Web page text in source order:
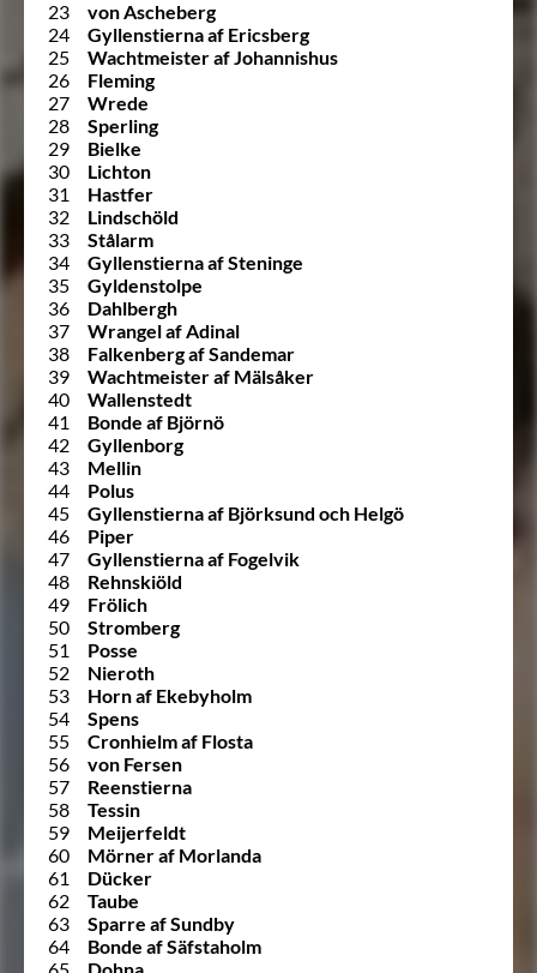
23
von Ascheberg
24
Gyllenstierna af Ericsberg
25
Wachtmeister af Johannishus
26
Fleming
27
Wrede
28
Sperling
29
Bielke
30
Lichton
31
Hastfer
32
Lindschöld
33
Stålarm
34
Gyllenstierna af Steninge
35
Gyldenstolpe
36
Dahlbergh
37
Wrangel af Adinal
38
Falkenberg af Sandemar
39
Wachtmeister af Mälsåker
40
Wallenstedt
41
Bonde af Björnö
42
Gyllenborg
43
Mellin
44
Polus
45
Gyllenstierna af Björksund och Helgö
46
Piper
47
Gyllenstierna af Fogelvik
48
Rehnskiöld
49
Frölich
50
Stromberg
51
Posse
52
Nieroth
53
Horn af Ekebyholm
54
Spens
55
Cronhielm af Flosta
56
von Fersen
57
Reenstierna
58
Tessin
59
Meijerfeldt
60
Mörner af Morlanda
61
Dücker
62
Taube
63
Sparre af Sundby
64
Bonde af Säfstaholm